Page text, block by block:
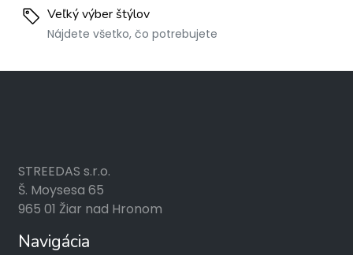
Veľký výber štýlov
Nájdete všetko, čo potrebujete
STREEDAS s.r.o.
Š. Moysesa 65
965 01 Žiar nad Hronom
Navigácia